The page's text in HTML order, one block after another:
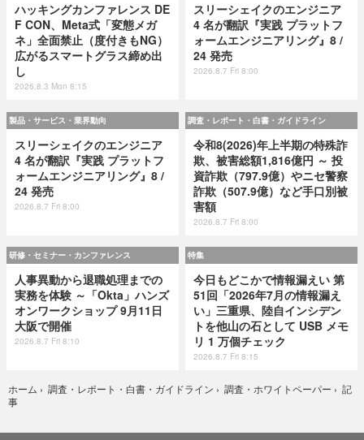
ハッキングカンファレンス DE
F CON、Meta式「変態メガ
ネ」全面禁止（度付きもNG）
広がるスマートグラス締め出
し
2026.8.3 Mon 8:15
スリーシェイクのエンジニア
4 名が翻訳『実践 プラットフ
ォームエンジニアリング』8 /
24 発売
2026.8.7 Fri 8:00
製品・サービス・業界動向
スリーシェイクのエンジニア
4 名が翻訳『実践 プラットフ
ォームエンジニアリング』8 /
24 発売
2026.8.7 Fri 8:00
調査・レポート・白書・ガイドライン
令和8(2026)年上半期の特殊詐
欺、被害総額1,816億円 ～ 投
資詐欺（797.9億）やニセ警察
詐欺（507.9億）など手口別被
害額
2026.8.7 Fri 8:00
研修・セミナー・カンファレンス
人事異動から退職処理までの
実務を体験 ～「Okta」ハンズ
オンワークショップ 9月11日
大阪で開催
2026.8.7 Fri 8:10
特集
今日もどこかで情報漏えい 第
51回「2026年7月の情報漏え
い」三重県、陸自インシデン
トを他山の石として USB メモ
リ 1 万個チェック
2026.8.7 Fri 8:15
ホーム › 調査・レポート・白書・ガイドライン › 調査・ホワイトペーパー › 記
事